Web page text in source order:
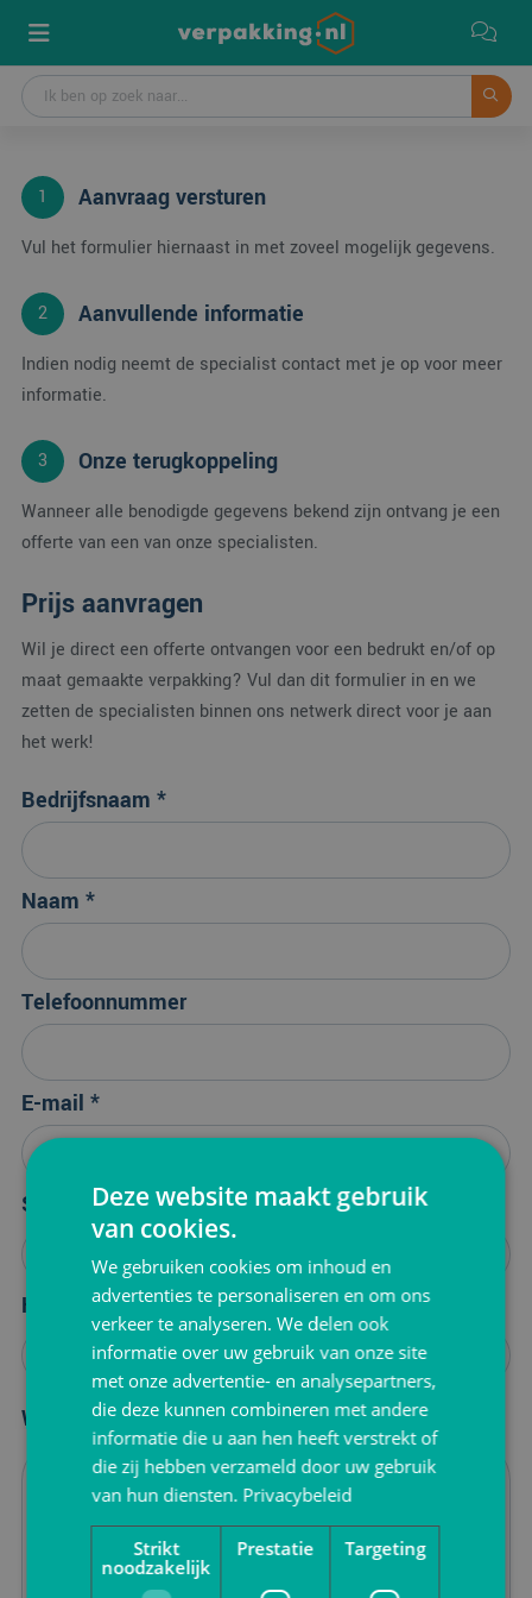
1 Aanvraag versturen
Vul het formulier hiernaast in met zoveel mogelijk gegevens.
2 Aanvullende informatie
Indien nodig neemt de specialist contact met je op voor meer
informatie.
3 Onze terugkoppeling
Wanneer alle benodigde gegevens bekend zijn ontvang je een
offerte van een van onze specialisten.
Prijs aanvragen
Wil je direct een offerte ontvangen voor een bedrukt en/of op
maat gemaakte verpakking? Vul dan dit formulier in en we
zetten de specialisten binnen ons netwerk direct voor je aan
het werk!
Bedrijfsnaam *
Naam *
Telefoonnummer
E-mail *
Soort verpakking
Hoeveelheid
Wensen *
Deze website maakt gebruik
van cookies.
We gebruiken cookies om inhoud en
advertenties te personaliseren en om ons
verkeer te analyseren. We delen ook
informatie over uw gebruik van onze site
met onze advertentie- en analysepartners,
die deze kunnen combineren met andere
informatie die u aan hen heeft verstrekt of
die zij hebben verzameld door uw gebruik
van hun diensten. Privacybeleid
Strikt
noodzakelijk
Prestatie Targeting